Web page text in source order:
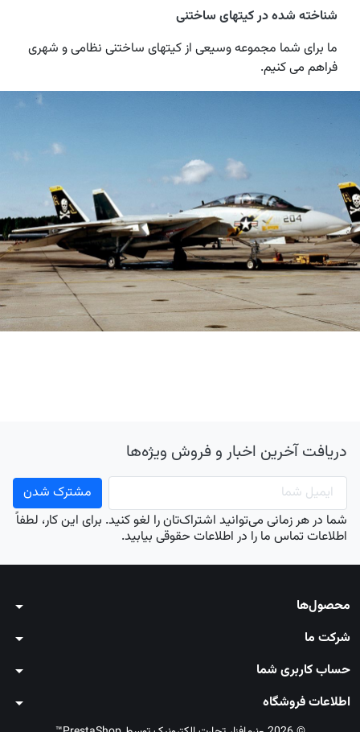
شناخته شده در کیتهای ساختنی
ما برای شما مجموعه وسیعی از کیتهای ساختنی نظامی و شهری
فراهم می کنیم.
دریافت آخرین اخبار و فروش ویژه‌ها
شما در هر زمانی می‌توانید اشتراک‌تان را لغو کنید. برای این کار، لطفاً
اطلاعات تماس ما را در اطلاعات حقوقی بیابید.
محصول‌ها arrow_drop_down
شرکت ما arrow_drop_down
حساب کاربری شما arrow_drop_down
اطلاعات فروشگاه arrow_drop_down